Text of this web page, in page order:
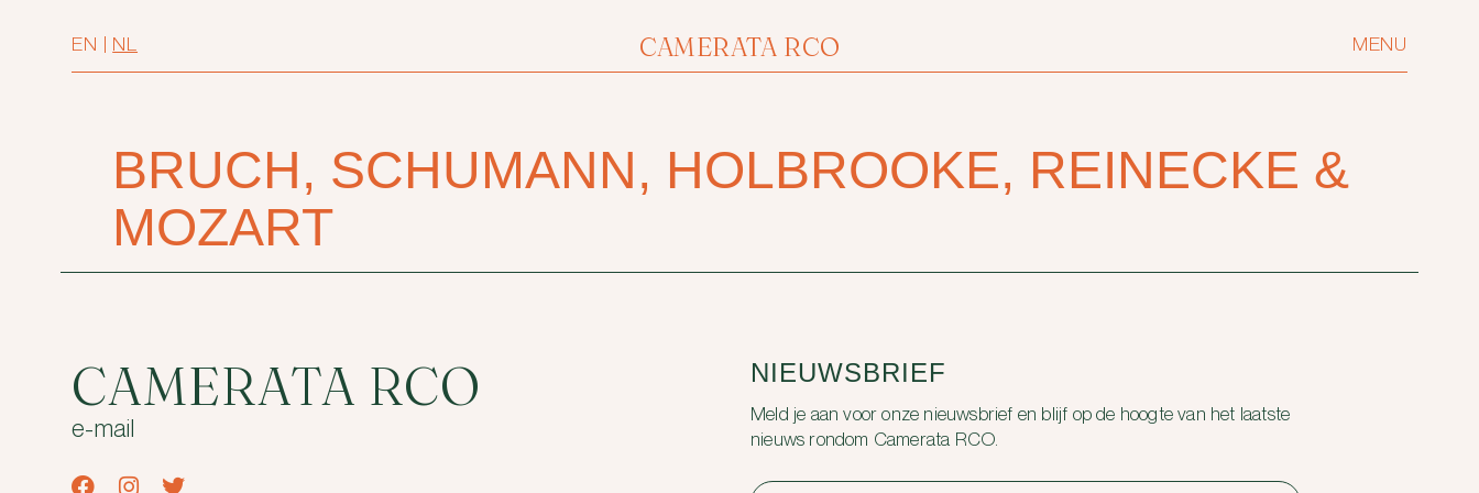
CAMERATA RCO
EN NL MENU
BRUCH, SCHUMANN, HOLBROOKE, REINECKE &
MOZART
CAMERATA RCO
e-mail
NIEUWSBRIEF
Meld je aan voor onze nieuwsbrief en blijf op de hoogte van het laatste
nieuws rondom Camerata RCO.